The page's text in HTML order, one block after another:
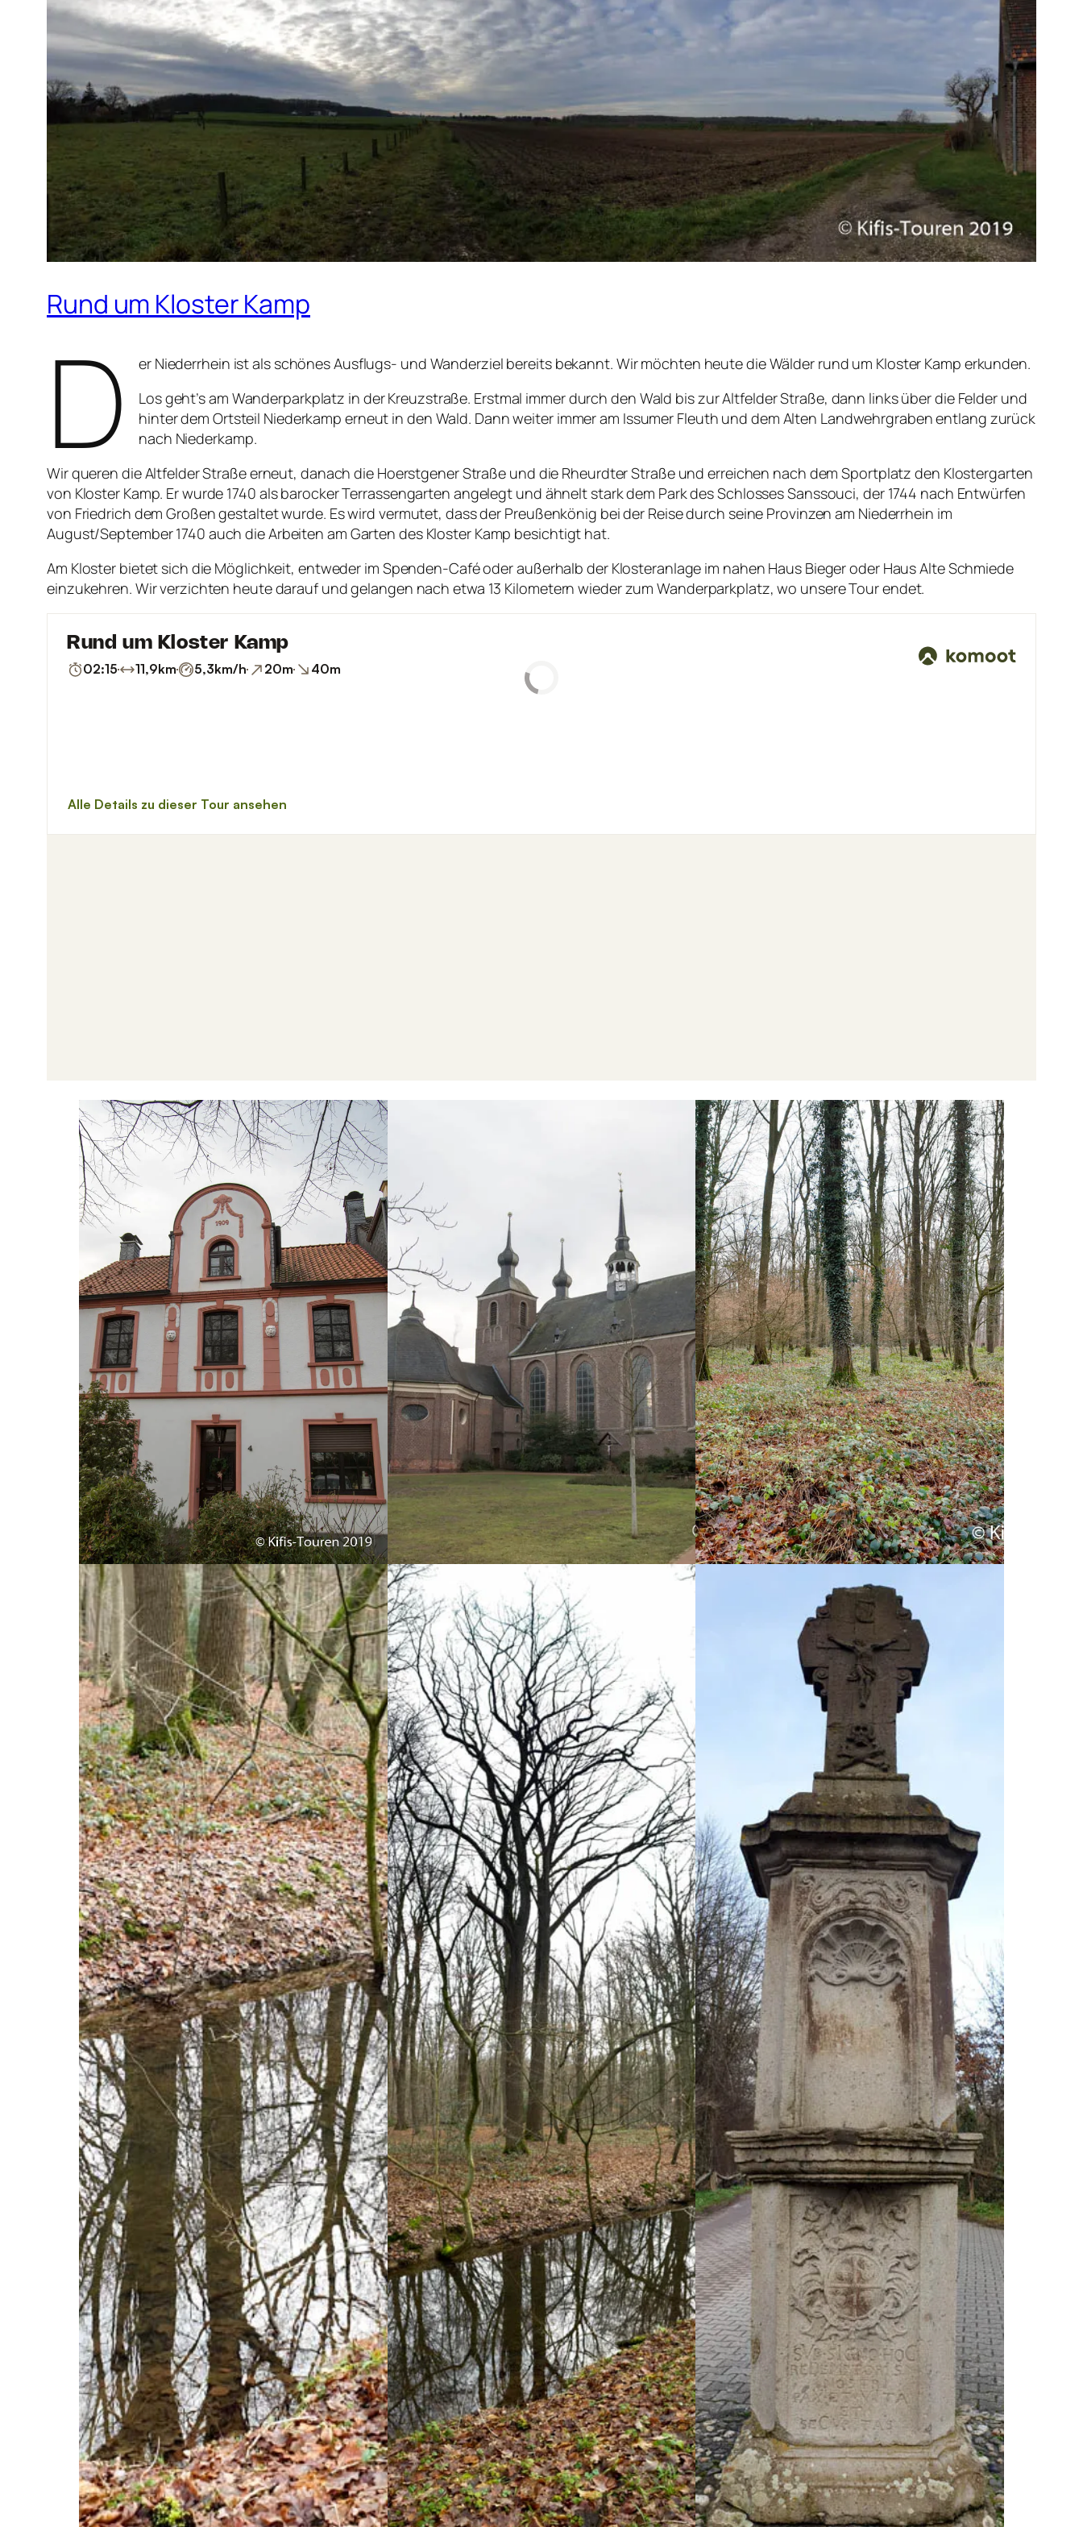
Rund um Kloster Kamp
D
er Niederrhein ist als schönes Ausflugs- und Wanderziel bereits bekannt. Wir möchten heute die Wälder rund um Kloster Kamp erkunden.
Los geht’s am Wanderparkplatz in der Kreuzstraße. Erstmal immer durch den Wald bis zur Altfelder Straße, dann links über die Felder und
hinter dem Ortsteil Niederkamp erneut in den Wald. Dann weiter immer am Issumer Fleuth und dem Alten Landwehrgraben entlang zurück
nach Niederkamp.
Wir queren die Altfelder Straße erneut, danach die Hoerstgener Straße und die Rheurdter Straße und erreichen nach dem Sportplatz den Klostergarten
von Kloster Kamp. Er wurde 1740 als barocker Terrassengarten angelegt und ähnelt stark dem Park des Schlosses Sanssouci, der 1744 nach Entwürfen
von Friedrich dem Großen gestaltet wurde. Es wird vermutet, dass der Preußenkönig bei der Reise durch seine Provinzen am Niederrhein im
August/September 1740 auch die Arbeiten am Garten des Kloster Kamp besichtigt hat.
Am Kloster bietet sich die Möglichkeit, entweder im Spenden-Café oder außerhalb der Klosteranlage im nahen Haus Bieger oder Haus Alte Schmiede
einzukehren. Wir verzichten heute darauf und gelangen nach etwa 13 Kilometern wieder zum Wanderparkplatz, wo unsere Tour endet.